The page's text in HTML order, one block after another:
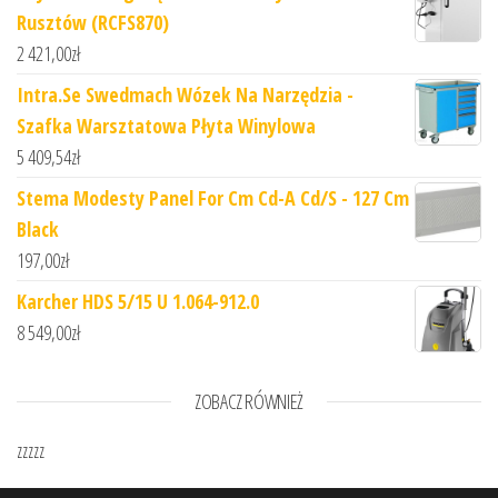
Rusztów (RCFS870)
2 421,00zł
Intra.Se Swedmach Wózek Na Narzędzia -
Szafka Warsztatowa Płyta Winylowa
5 409,54zł
Stema Modesty Panel For Cm Cd-A Cd/S - 127 Cm
Black
197,00zł
Karcher HDS 5/15 U 1.064-912.0
8 549,00zł
ZOBACZ RÓWNIEŻ
zzzzz